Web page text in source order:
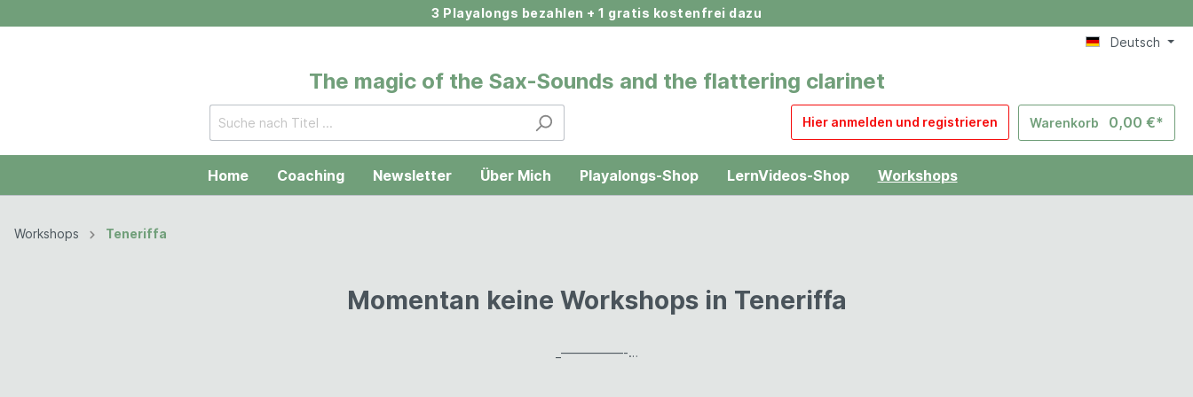
3 Playalongs bezahlen + 1 gratis kostenfrei dazu
Deutsch
The magic of the Sax-Sounds and the flattering clarinet
Hier anmelden und registrieren Warenkorb 0,00 €*
Home Coaching Newsletter Über Mich Playalongs-Shop LernVideos-Shop Workshops
Zur Kategorie Workshops
Altmuehl 2026 Teneriffa
Workshops Teneriffa
Momentan keine Workshops in Teneriffa
_—————-…